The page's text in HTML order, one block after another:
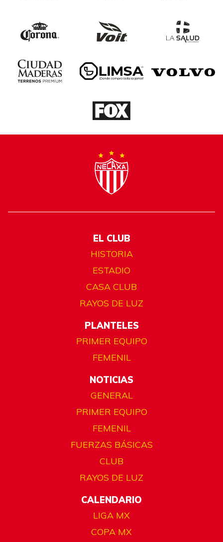
EL CLUB
HISTORIA
ESTADIO
CASA CLUB
RAYOS DE LUZ
PLANTELES
PRIMER EQUIPO
FEMENIL
NOTICIAS
GENERAL
PRIMER EQUIPO
FEMENIL
FUERZAS BÁSICAS
CLUB
RAYOS DE LUZ
CALENDARIO
LIGA MX
COPA MX